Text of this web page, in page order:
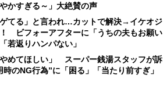
かすぎる～」大絶賛の声
てる」と言われ…カットで解決→イケオジ
ビフォーアフターに「うちの夫もお願い
若返りハンパない」
やめてほしい」 スーパー銭湯スタッフが訴
時のNG行為”に「困る」「当たり前すぎ」